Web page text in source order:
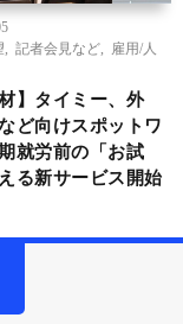
記者会見など
雇用/人
】タイミー、外
ど向けスポットワ
就労前の「お試
る新サービス開始